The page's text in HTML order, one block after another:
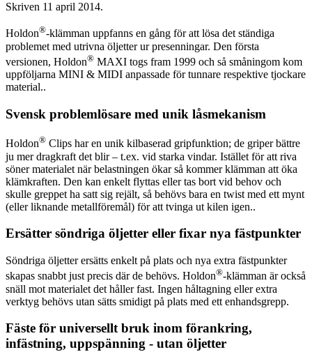
Skriven 11 april 2014.
Holdon®-klämman uppfanns en gång för att lösa det ständiga
problemet med utrivna öljetter ur presenningar. Den första
versionen, Holdon® MAXI togs fram 1999 och så småningom kom
uppföljarna MINI & MIDI anpassade för tunnare respektive tjockare
material..
Svensk problemlösare med unik låsmekanism
Holdon® Clips har en unik kilbaserad gripfunktion; de griper bättre
ju mer dragkraft det blir – t.ex. vid starka vindar. Istället för att riva
söner materialet när belastningen ökar så kommer klämman att öka
klämkraften. Den kan enkelt flyttas eller tas bort vid behov och
skulle greppet ha satt sig rejält, så behövs bara en twist med ett mynt
(eller liknande metallföremål) för att tvinga ut kilen igen..
Ersätter söndriga öljetter eller fixar nya fästpunkter
Söndriga öljetter ersätts enkelt på plats och nya extra fästpunkter
skapas snabbt just precis där de behövs. Holdon®-klämman är också
snäll mot materialet det håller fast. Ingen håltagning eller extra
verktyg behövs utan sätts smidigt på plats med ett enhandsgrepp.
Fäste för universellt bruk inom förankring,
infästning, uppspänning - utan öljetter